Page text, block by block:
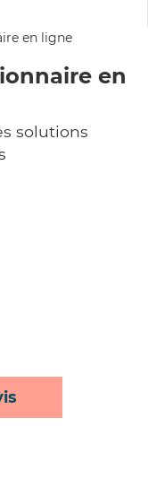
en
solutions